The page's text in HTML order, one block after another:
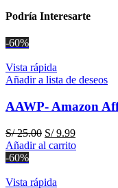
Podría Interesarte
-60%
Vista rápida
Añadir a lista de deseos
AAWP- Amazon
S/25.00 El
precio
S/ 25.00.
S/9.99El
precio
Añadir al carrito
-60%
Vista rápida